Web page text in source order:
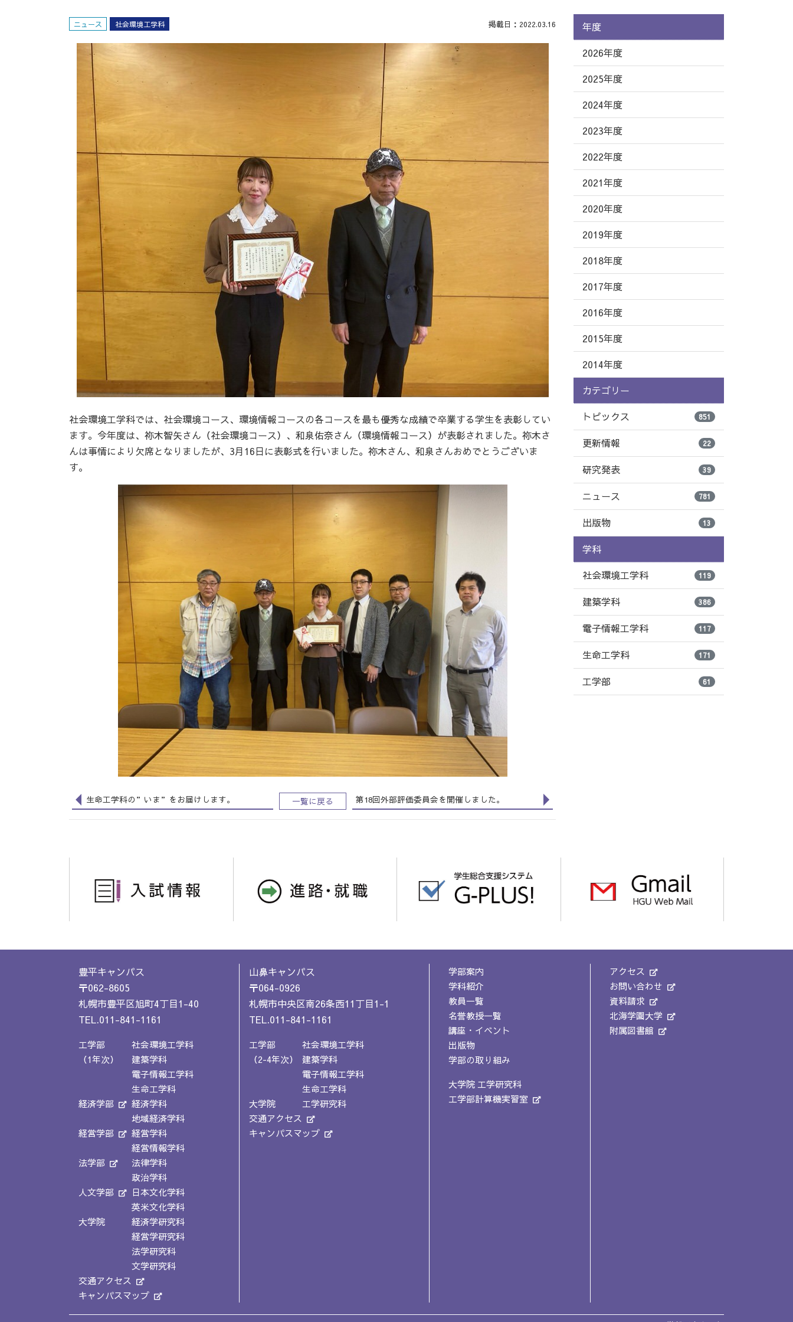
ニュース 社会環境工学科 掲載日：2022.03.16
社会環境工学科では、社会環境コース、環境情報コースの各コースを最も優秀な成績で卒業する学生を表彰してい
ます。今年度は、祢木智矢さん（社会環境コース）、和泉佑奈さん（環境情報コース）が表彰されました。祢木さ
んは事情により欠席となりましたが、3月16日に表彰式を行いました。祢木さん、和泉さんおめでとうございま
す。
生命工学科の”いま”をお届けします。 一覧に戻る 第18回外部評価委員会を開催しました。
年度
2026年度
2025年度
2024年度
2023年度
2022年度
2021年度
2020年度
2019年度
2018年度
2017年度
2016年度
2015年度
2014年度
カテゴリー
トピックス 851
更新情報 22
研究発表 39
ニュース 781
出版物 13
学科
社会環境工学科 119
建築学科 386
電子情報工学科 117
生命工学科 171
工学部 61
豊平キャンパス
〒062-8605
札幌市豊平区旭町4丁目1-40
TEL.011-841-1161
工学部
（1年次）
社会環境工学科
建築学科
電子情報工学科
生命工学科
経済学部
経済学科
地域経済学科
経営学部
経営学科
経営情報学科
法学部
法律学科
政治学科
人文学部
日本文化学科
英米文化学科
大学院
経済学研究科
経営学研究科
法学研究科
文学研究科
交通アクセス
キャンパスマップ
山鼻キャンパス
〒064-0926
札幌市中央区南26条西11丁目1-1
TEL.011-841-1161
工学部
（2-4年次）
社会環境工学科
建築学科
電子情報工学科
生命工学科
大学院
工学研究科
交通アクセス
キャンパスマップ
学部案内
学科紹介
教員一覧
名誉教授一覧
講座・イベント
出版物
学部の取り組み
大学院 工学研究科
工学部計算機実習室
アクセス
お問い合わせ
資料請求
北海学園大学
附属図書館